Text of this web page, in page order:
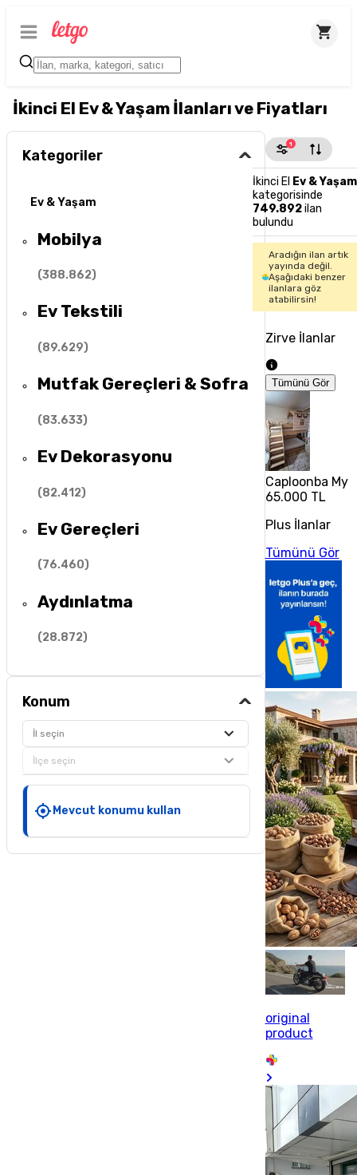
İkinci El Ev & Yaşam İlanları ve Fiyatları
Kategoriler
Ev & Yaşam
Mobilya
(388.862)
Ev Tekstili
(89.629)
Mutfak Gereçleri & Sofra
(83.633)
Ev Dekorasyonu
(82.412)
Ev Gereçleri
(76.460)
Aydınlatma
(28.872)
Konum
İl seçin
İlçe seçin
Mevcut konumu kullan
1
İkinci El Ev & Yaşam
kategorisinde
749.892ilan
bulundu
Aradığın ilan artık
yayında değil.
Aşağıdaki benzer
ilanlara göz
atabilirsin!
Zirve İlanlar
Tümünü Gör
Caploonba My
65.000 TL
Plus İlanlar
Tümünü Gör
original
product